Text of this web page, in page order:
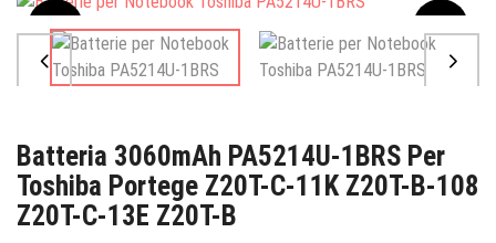
Sale
Batteria 3060mAh PA5214U-1BRS Per
Toshiba Portege Z20T-C-11K Z20T-B-108
Z20T-C-13E Z20T-B